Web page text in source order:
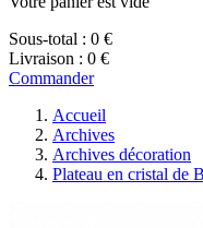
Sous-total : 0 €
Livraison : 0 €
Commander
Accueil
Archives
Archives décoration
Plateau en cristal de